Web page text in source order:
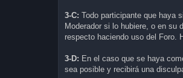
3-C: Todo participante que haya
Moderador si lo hubiere, o en su
respecto haciendo uso del Foro.
3-D: En el caso que se haya
sea posible y recibirá una